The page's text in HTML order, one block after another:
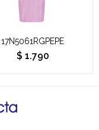
17N5061RGPEPE
$ 1.790